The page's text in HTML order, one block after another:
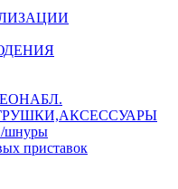
шнуры
приставок